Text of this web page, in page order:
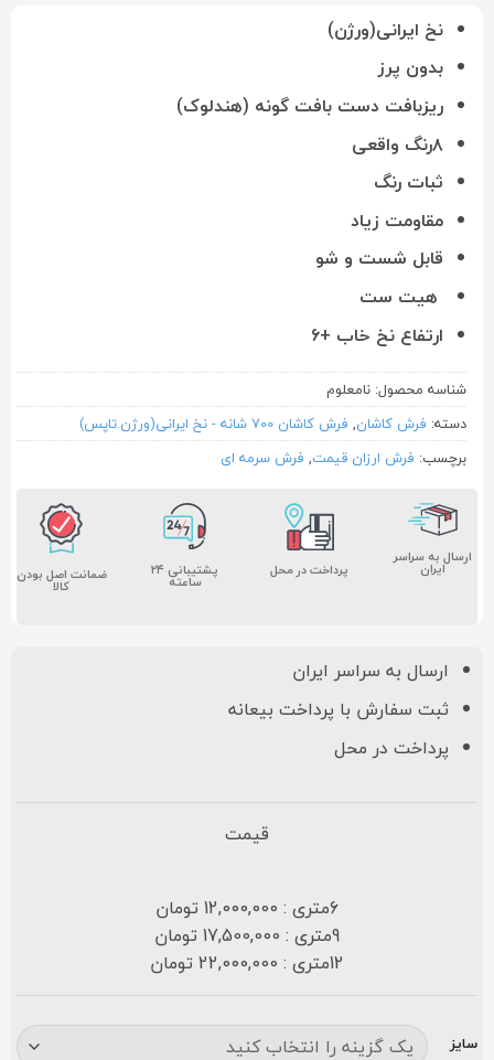
نخ ایرانی(ورژن)
بدون پرز
ریزبافت دست بافت گونه (هندلوک)
۸رنگ واقعی
ثبات رنگ
مقاومت زیاد
قابل شست و شو
هیت ست
ارتفاع نخ خاب +۶
شناسه محصول: نامعلوم
دسته: فرش کاشان, فرش کاشان 700 شانه - نخ ایرانی(ورژن.تاپس)
برچسب: فرش ارزان قیمت, فرش سرمه ای
ارسال به سراسر
ایران پرداخت در محل پشتیبانی ۲۴
ساعته ضمانت اصل بودن
کالا
ارسال به سراسر ایران
ثبت سفارش با پرداخت بیعانه
پرداخت در محل
قیمت
6متری : 12,000,000 تومان
9متری : 17,500,000 تومان
12متری : 22,000,000 تومان
سایز